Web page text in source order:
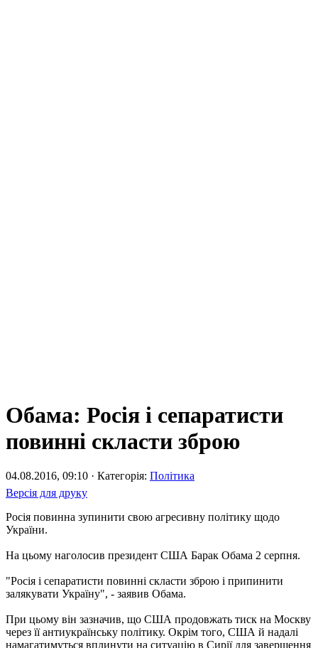
Обама: Росія і сепаратисти
повинні скласти зброю
04.08.2016, 09:10 · Категорія: Політика
Версія для друку
Росія повинна зупинити свою агресивну політику щодо
України.
На цьому наголосив президент США Барак Обама 2 серпня.
"Росія і сепаратисти повинні скласти зброю і припинити
залякувати Україну", - заявив Обама.
При цьому він зазначив, що США продовжать тиск на Москву
через її антиукраїнську політику. Окрім того, США й надалі
намагатимуться вплинути на ситуацію в Сирії для завершення